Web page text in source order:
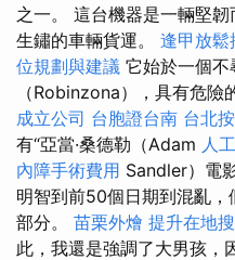
之一。 這台機器是一輛堅
生鏽的車輛貨運。 逢甲放鬆
位規劃與建議 它始於一個不
（Robinzona），具有危險
成立公司 台胞證台南 台北
有“亞當·桑德勒（Adam 人
內障手術費用 Sandler）電
明智到前50個日期到混亂
部分。 苗栗外燴 提升在地
此，我還是強調了大男孩，